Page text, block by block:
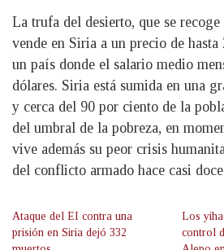
La trufa del desierto, que se
vende en Siria a un precio de
un país donde el salario medio
dólares. Siria está sumida en una
y cerca del 90 por ciento de la
del umbral de la pobreza, en
vive además su peor crisis
del conflicto armado hace casi
Ataque del EI contra una
prisión en Siria dejó 332
Los
control